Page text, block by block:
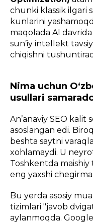
chunki klassik ilgari
kunlarini
maqolada AI
sun’iy intellekt
chiqishni
Nima uchun
usullari
An’anaviy SEO kalit
asoslangan edi.
beshta saytni
xohlamaydi. U
Toshkentda maishiy
eng yaxshi
Bu yerda asosiy
tizimlari "javob
aylanmoqda.